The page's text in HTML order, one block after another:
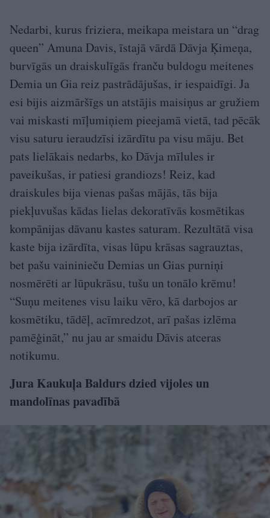
Nedarbi, kurus friziera, meikapa meistara un “drag
queen” Amuna Davis, īstajā vārdā Dāvja Ķimeņa,
burvīgās un draiskulīgās franču buldogu meitenes
Demia un Gia reiz pastrādājušas, ir iespaidīgi. Ja
esi bijis aizmāršīgs un atstājis maisiņus ar gružiem
vai miskasti mīļumiņiem pieejamā vietā, tad pēcāk
visu saturu ieraudzīsi izārdītu pa visu māju. Bet
pats lielākais nedarbs, ko Dāvja mīlules ir
paveikušas, ir patiesi grandiozs! Reiz, kad
draiskules bija vienas pašas mājās, tās bija
piekļuvušas kādas lielas dekoratīvās kosmētikas
kompānijas dāvanu kastes saturam. Rezultātā visa
kaste bija izārdīta, visas lūpu krāsas sagrauztas,
bet pašu vaininieču Demias un Gias purniņi
nosmērēti ar lūpukrāsu, tušu un tonālo krēmu!
“Suņu meitenes visu laiku vēro, kā darbojos ar
kosmētiku, tādēļ, acīmredzot, arī pašas izlēma
pamēģināt,” nu jau ar smaidu Dāvis atceras
notikumu.
Jura Kaukuļa Baldurs dzied vijoles un
mandolīnas pavadībā